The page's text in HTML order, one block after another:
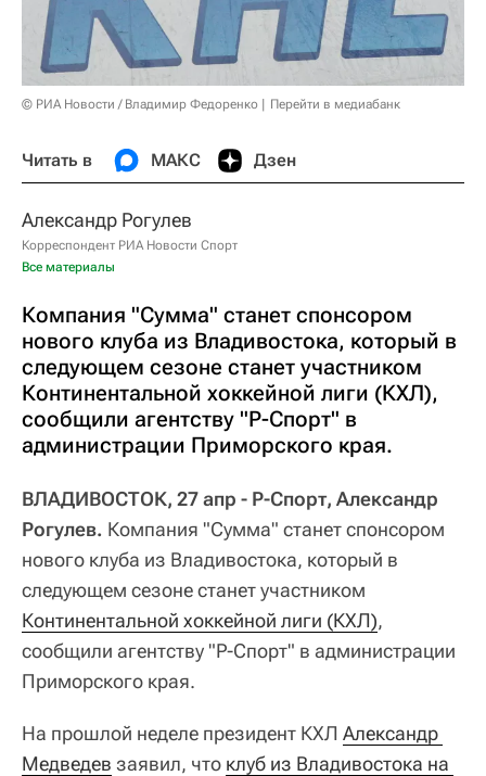
© РИА Новости / Владимир Федоренко Перейти в медиабанк
Читать в МАКС Дзен
Александр Рогулев
Корреспондент РИА Новости Спорт
Все материалы
Компания "Сумма" станет спонсором
нового клуба из Владивостока, который в
следующем сезоне станет участником
Континентальной хоккейной лиги (КХЛ),
сообщили агентству "Р-Спорт" в
администрации Приморского края.
ВЛАДИВОСТОК, 27 апр - Р-Спорт, Александр
Рогулев. Компания "Сумма" станет спонсором
нового клуба из Владивостока, который в
следующем сезоне станет участником
Континентальной хоккейной лиги (КХЛ),
сообщили агентству "Р-Спорт" в администрации
Приморского края.
На прошлой неделе президент КХЛ Александр
Медведев заявил, что клуб из Владивостока на